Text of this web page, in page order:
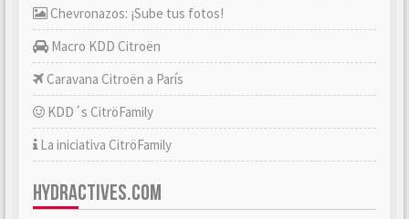
Chevronazos: ¡Sube tus fotos!
Macro KDD Citroën
Caravana Citroën a París
KDD´s CitröFamily
La iniciativa CitröFamily
HYDRACTIVES.COM